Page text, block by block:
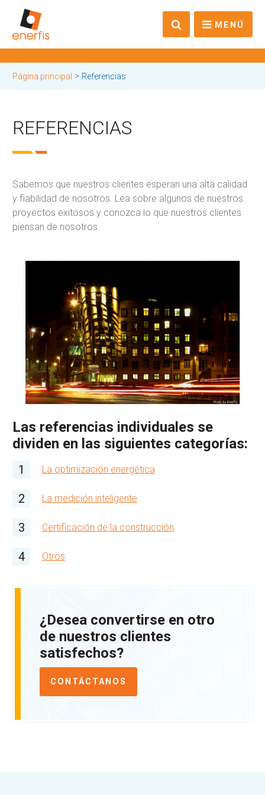
MENÚ
Página principal > Referencias
REFERENCIAS
Sabemos que nuestros clientes esperan una alta calidad
y fiabilidad de nosotros. Lea sobre algunos de nuestros
proyectos exitosos y conozca lo que nuestros clientes
piensan de nosotros.
Las referencias individuales se
dividen en las siguientes categorías:
La optimización energética
La medición inteligente
Certificación de la construcción
Otros
¿Desea convertirse en otro
de nuestros clientes
satisfechos?
CONTÁCTANOS